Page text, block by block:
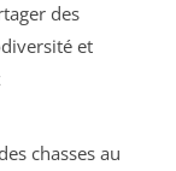
des
et
chasses au